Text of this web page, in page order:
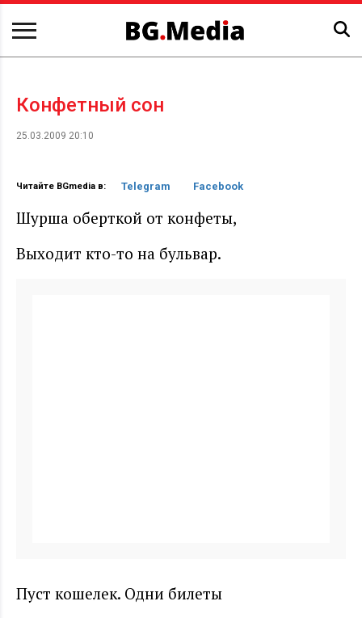
Конфетный сон
25.03.2009 20:10
Читайте BGmedia в: Telegram Facebook
Шурша оберткой от конфеты,
Выходит кто-то на бульвар.
Пуст кошелек. Одни билеты